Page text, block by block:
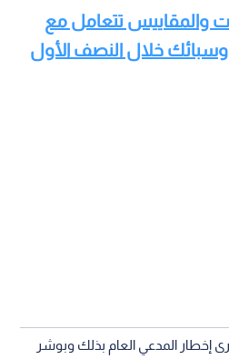
والمقاييس تتعامل مع
وسبائك خلال النصف الأول
إخطار المدعي العام بذلك وبوشر